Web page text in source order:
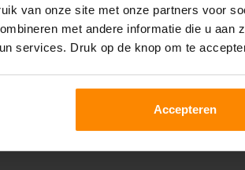
van onze site met onze partners voor
met andere informatie die u aan
services. Druk op de knop om te
Accepteren